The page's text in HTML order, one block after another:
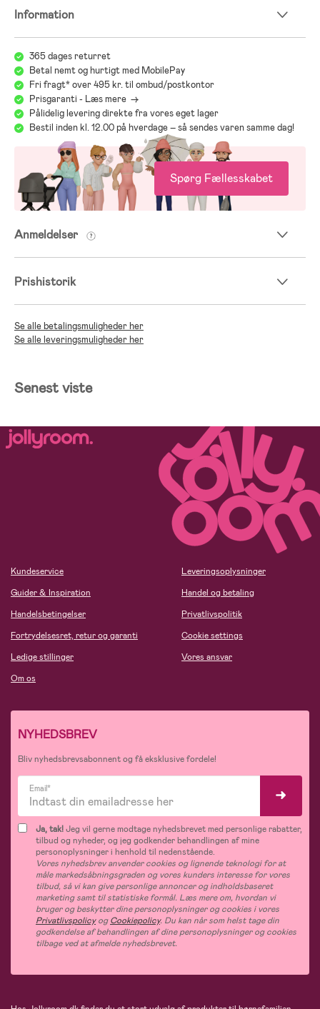
Vaskeanvisning: Maskinvask ved 40°C.
forbrugerside bäst-i-test.se
; ;
Information
365 dages returret
Betal nemt og hurtigt med MobilePay
Fri fragt* over 495 kr. til ombud/postkontor
Prisgaranti - Læs mere ->
Pålidelig levering direkte fra vores eget lager
Bestil inden kl. 12.00 på hverdage – så sendes varen samme dag!
Spørg Fællesskabet
Anmeldelser
Prishistorik
Se alle betalingsmuligheder her
Se alle leveringsmuligheder her
Senest viste
Kundeservice
Guider & Inspiration
Handelsbetingelser
Fortrydelsesret, retur og garanti
Ledige stillinger
Om os
Leveringsoplysninger
Handel og betaling
Privatlivspolitik
Cookie settings
Vores ansvar
NYHEDSBREV
Bliv nyhedsbrevsabonnent og få eksklusive fordele!
Email*
Ja, tak!Jeg vil gerne modtage nyhedsbrevet med personlige rabatter,
tilbud og nyheder, og jeg godkender behandlingen af mine
personoplysninger i henhold til nedenstående.
Vores nyhedsbrev anvender cookies og lignende teknologi for at
måle markedsåbningsgraden og vores kunders interesse for vores
tilbud, så vi kan give personlige annoncer og indholdsbaseret
marketing samt til statistiske formål. Læs mere om, hvordan vi
bruger og beskytter dine personoplysninger og cookies i vores
PrivatlivspolicyogCookiepolicy. Du kan når som helst tage din
godkendelse af behandlingen af dine personoplysninger og cookies
tilbage ved at afmelde nyhedsbrevet.